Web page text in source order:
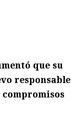
que su
responsable